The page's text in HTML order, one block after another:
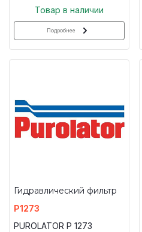
Товар в наличии
Подробнее
Гидравлический фильтр
P1273
PUROLATOR P 1273